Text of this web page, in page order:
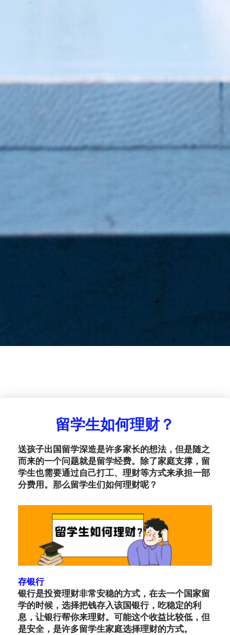
留学生如何理财？
送孩子出国留学深造是许多家长的想法，但是随之
而来的一个问题就是留学经费。除了家庭支撑，留
学生也需要通过自己打工、理财等方式来承担一部
分费用。那么留学生们如何理财呢？
存银行
银行是投资理财非常安稳的方式，在去一个国家留
学的时候，选择把钱存入该国银行，吃稳定的利
息，让银行帮你来理财。可能这个收益比较低，但
是安全，是许多留学生家庭选择理财的方式。